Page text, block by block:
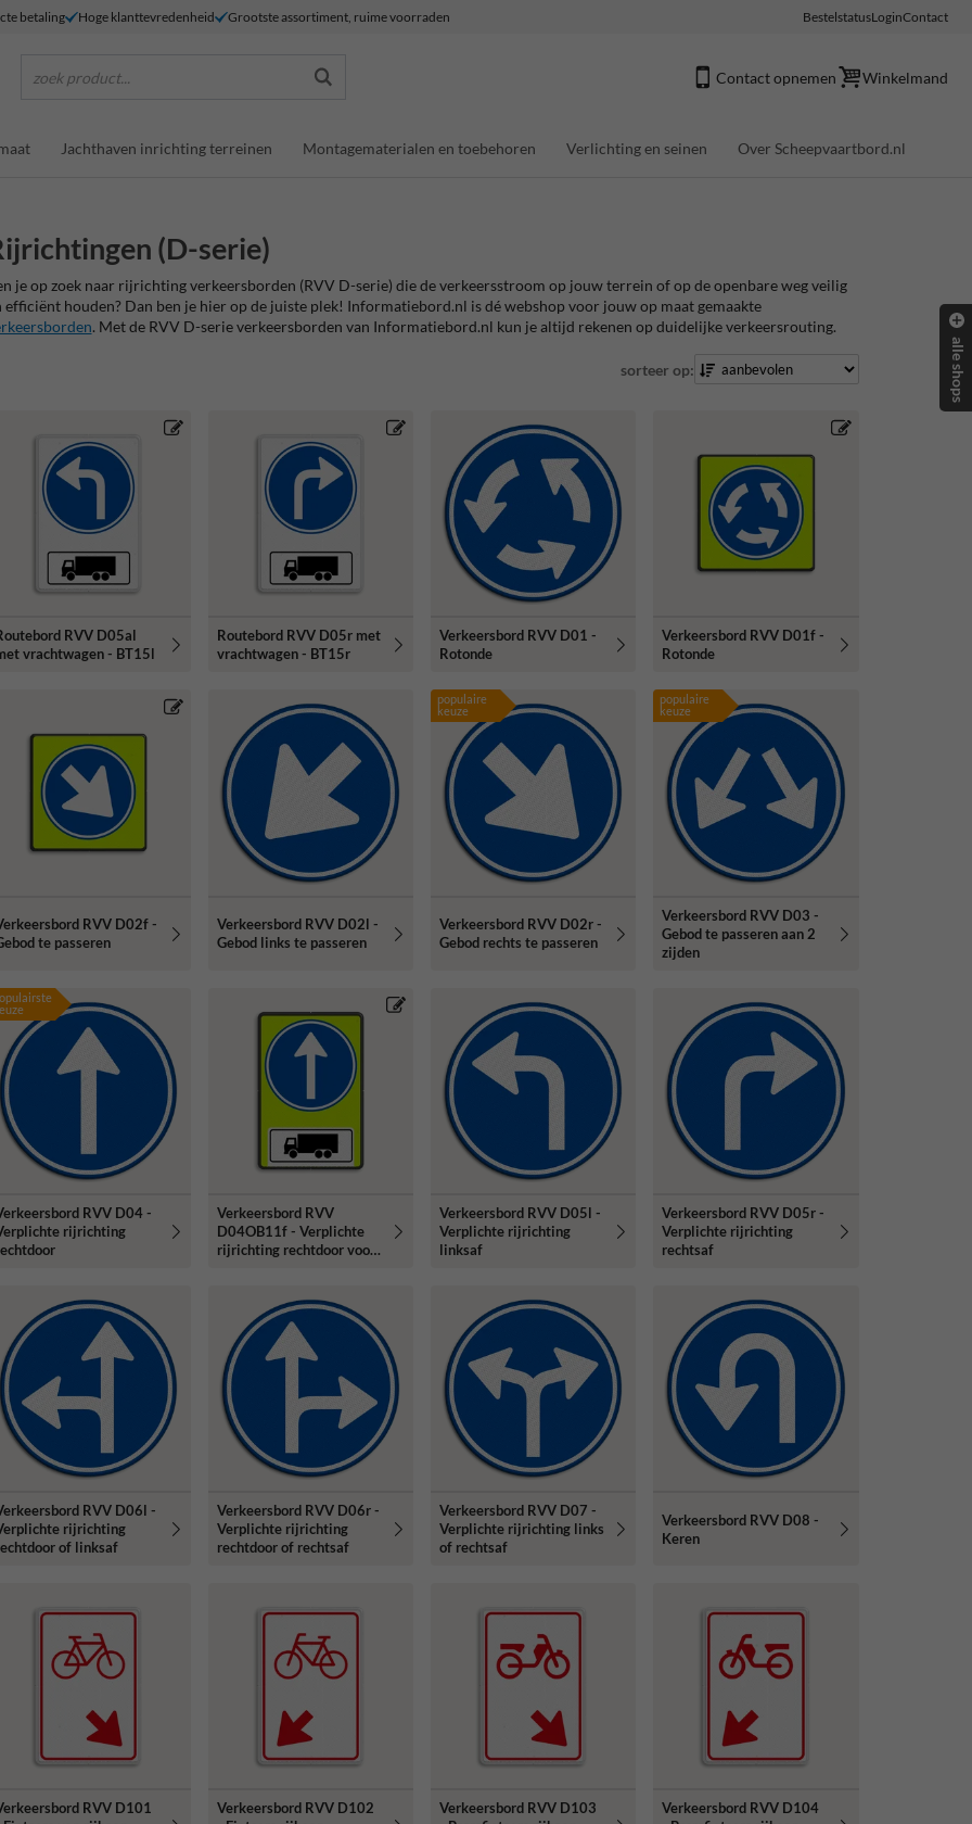
betaling Hoge klanttevredenheid Grootste assortiment, ruime voorraden BestelstatusLoginContact
zoek product... Contact opnemen Winkelmand
Jachthaven inrichting terreinen Montagematerialen en toebehoren Verlichting en seinen Over Scheepvaartbord.nl
(D-serie)
je op zoek naar rijrichting verkeersborden (RVV D-serie) die de verkeersstroom op jouw terrein of op de openbare weg veilig
efficiënt houden? Dan ben je hier op de juiste plek! Informatiebord.nl is dé webshop voor jouw op maat gemaakte
. Met de RVV D-serie verkeersborden van Informatiebord.nl kun je altijd rekenen op duidelijke verkeersrouting.
sorteer op:
RVV D05al
vrachtwagen - BT15l
Routebord RVV D05r met
vrachtwagen - BT15r
Verkeersbord RVV D01 -
Rotonde
Verkeersbord RVV D01f -
Rotonde
RVV D02f -
te passeren
Verkeersbord RVV D02l -
Gebod links te passeren
populaire
keuze
Verkeersbord RVV D02r -
Gebod rechts te passeren
populaire
keuze
Verkeersbord RVV D03 -
Gebod te passeren aan 2
zijden
RVV D04 -
rijrichting
Verkeersbord RVV
D04OB11f - Verplichte
rijrichting rechtdoor voor
Verkeersbord RVV D05l -
Verplichte rijrichting
linksaf
Verkeersbord RVV D05r -
Verplichte rijrichting
rechtsaf
RVV D06l -
rijrichting
of linksaf
Verkeersbord RVV D06r -
Verplichte rijrichting
rechtdoor of rechtsaf
Verkeersbord RVV D07 -
Verplichte rijrichting links
of rechtsaf
Verkeersbord RVV D08 -
Keren
RVV D101
Verkeersbord RVV D102
Verkeersbord RVV D103
Verkeersbord RVV D104
alle shops